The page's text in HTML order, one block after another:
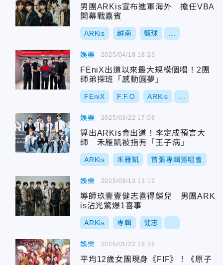
男團ARKis宣布進軍海外 擔任VBA
開幕戰嘉賓
ARKis 越南 籃球
娛樂
FEniX出道以來最大規模個唱！2團
師弟探班「感動圓夢」
FEniX F.F.O ARKis
2025/04/18 18:23
娛樂
算出ARKis會出道！李定成預言大
師 禾雁凱被指有「王子病」
ARKis 禾雁凱 首張專輯簽唱會
2025/03/22 17:08
娛樂
導師玖壹壹健志喜得麟兒 男團ARK
is沾光驚爆1喜事
ARKis 專輯 健志
2025/03/13 13:19
娛樂
平均12歲女團現身《FIF》！《原子
2025/01/22 16:26